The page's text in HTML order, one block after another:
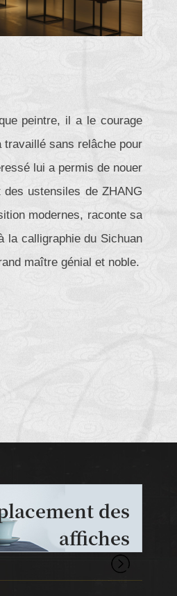
peintre, il a le courage
travaillé sans relâche pour
lui a permis de nouer
ustensiles de ZHANG
modernes, raconte sa
la calligraphie du Sichuan
maître génial et noble.
des
affiches